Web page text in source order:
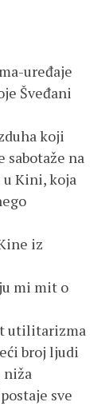
uređaje
Šveđani
koji
sabotaže na
Kini, koja
iz
mi mit o
utilitarizma
broj ljudi
niža
sve